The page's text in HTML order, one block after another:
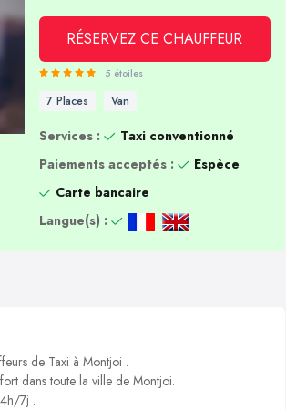
RÉSERVEZ CE CHAUFFEUR
5 étoiles
7 Places Van
Services :
Taxi conventionné
Paiements acceptés :
Espèce
Carte bancaire
Langue(s) :
de Taxi à Montjoi .
dans toute la ville de Montjoi.
7j .